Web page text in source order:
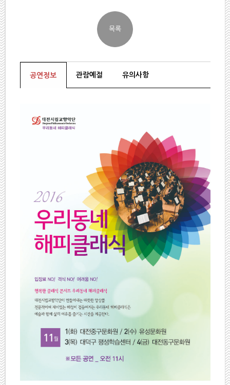
공연정보 관람예절 유의사항